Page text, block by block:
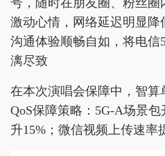
激动心情，网络延迟明显降
沟通体验顺畅自如，将电
漓尽致
在本次演唱会保障中，智算
QoS保障策略：5G-A场景
升15%；微信视频上传速率